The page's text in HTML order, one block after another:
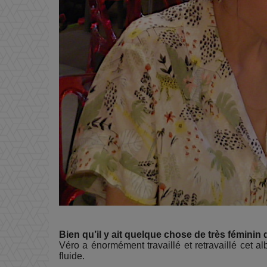
Bien qu’il y ait quelque chose de très féminin
Véro a énormément travaillé et retravaillé cet
fluide.